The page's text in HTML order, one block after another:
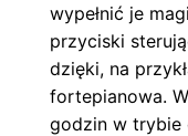
wypełnić je
przyciski
dzięki, na
fortepianowa.
godzin w trybie